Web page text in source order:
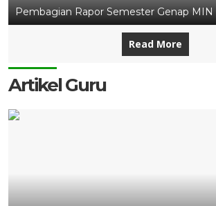
Pembagian Rapor Semester Genap MIN
Read More
Artikel Guru